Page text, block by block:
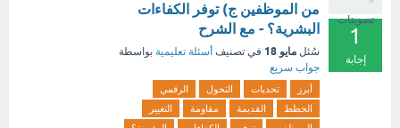
تصويتات
1
إجابة
من الموظفين ج) توفر الكفاءات
البشرية؟ - مع الشرح
سُئل مايو 18 في تصنيف أسئلة تعليمية بواسطة
جواب سريع
أبرز تحديات التحول
الرقمي
الخطط
القديمة مقاومة
التغيير